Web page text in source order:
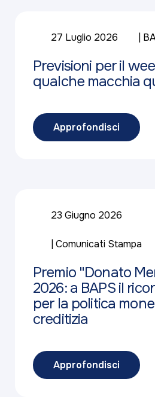
27 Luglio 2026
Previsioni per il
qualche macchia
Approfondisci
23 Giugno 2026
Comunicati Stampa
Premio "Donato
2026: a BAPS il
per la politica
creditizia
Approfondisci